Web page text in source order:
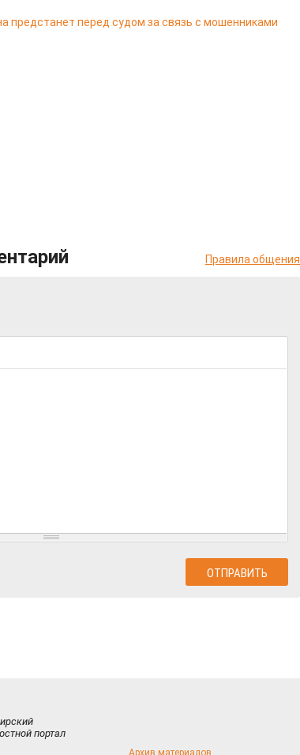
предстанет перед судом за связь с мошенниками
Правила общения
портал
Архив материалов